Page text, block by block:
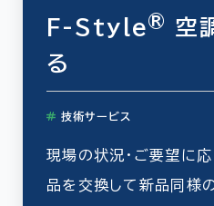
F-Style®
空
る
技術サービス
現場の状況・ご要望に
品を交換して新品同様